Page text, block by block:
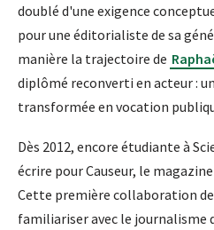
doublé d'une exigence
pour une éditorialiste de sa
manière la trajectoire de
diplômé reconverti en acteur :
transformée en vocation
Dès 2012, encore étudiante à
écrire pour Causeur, le
Cette première collaboration
familiariser avec le journalisme